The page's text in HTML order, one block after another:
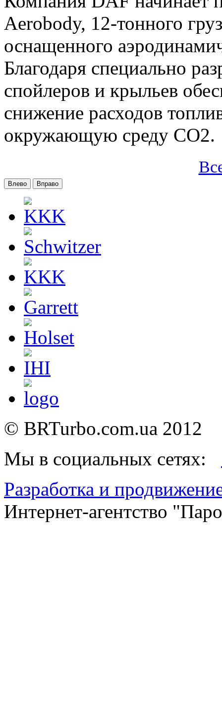
Aerobody, 12-тонного
оснащенного
Благодаря специально
спойлеров и крыльев
снижение расходов
окружающую среду CO2.
Влево Вправо
© BRTurbo.com.ua 2012
Мы в социальных сетях:
Разработка и
Интернет-агентство